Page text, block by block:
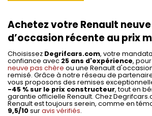
Achetez votre Renault
d’occasion récente au prix
Choisissez Degrifcars.com, votre
confiance avec 25 ans d'expérience,
neuve pas chère ou une Renault
remisé. Grâce à notre réseau de
vous proposons des remises
-45 % sur le prix constructeur, tout en
garantie officielle Renault. Chez
Renault est toujours serein, comme en
9,5/10suravis vérifiés.